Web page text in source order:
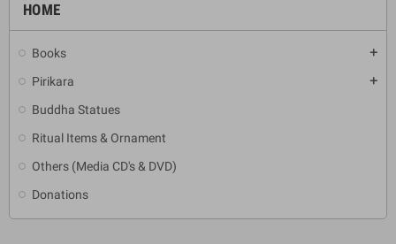
HOME
Books add
Pirikara add
Buddha Statues
Ritual Items & Ornament
Others (Media CD's & DVD)
Donations